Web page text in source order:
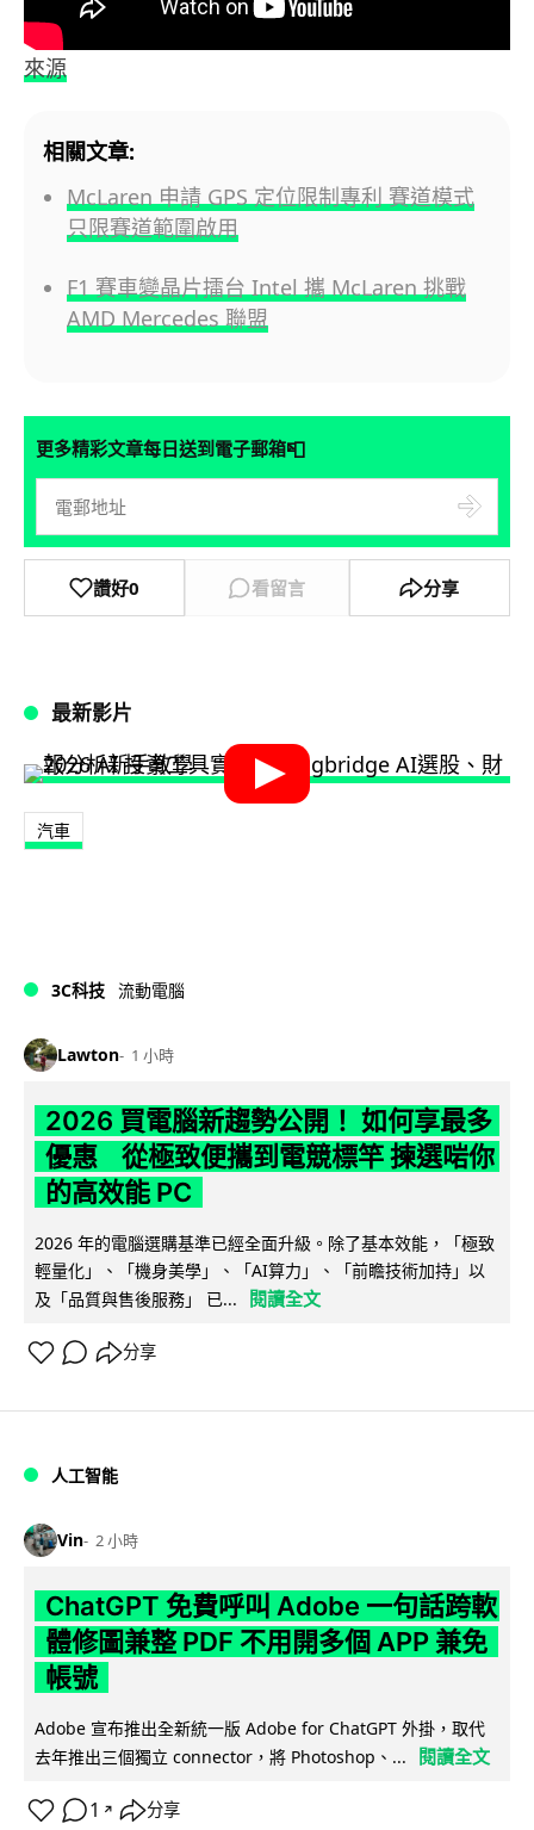
來源
相關文章:
McLaren 申請 GPS 定位限制專利 賽道模式
只限賽道範圍啟用
F1 賽車變晶片擂台 Intel 攜 McLaren 挑戰
AMD Mercedes 聯盟
更多精彩文章每日送到電子郵箱📮
讚好0 看留言 分享
最新影片
汽車
3C科技 流動電腦
Lawton 1 小時
2026 買電腦新趨勢公開！ 如何享最多
優惠 從極致便攜到電競標竿 揀選啱你
的高效能 PC
2026 年的電腦選購基準已經全面升級。除了基本效能，「極致
輕量化」、「機身美學」、「AI算力」、「前瞻技術加持」以
及「品質與售後服務」 已...
閱讀全文
分享
人工智能
Vin 2 小時
ChatGPT 免費呼叫 Adobe 一句話跨軟
體修圖兼整 PDF 不用開多個 APP 兼免
帳號
Adobe 宣布推出全新統一版 Adobe for ChatGPT 外掛，取代
去年推出三個獨立 connector，將 Photoshop、...
閱讀全文
1 ↗ 分享